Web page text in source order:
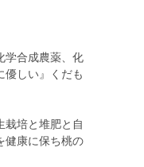
学合成農薬、化
優しい』くだも
栽培と堆肥と自
健康に保ち桃の